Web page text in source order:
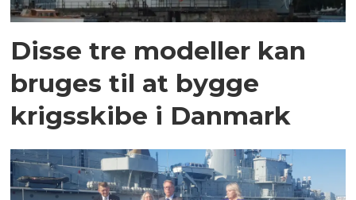
Disse tre modeller kan
bruges til at bygge
krigsskibe i Danmark